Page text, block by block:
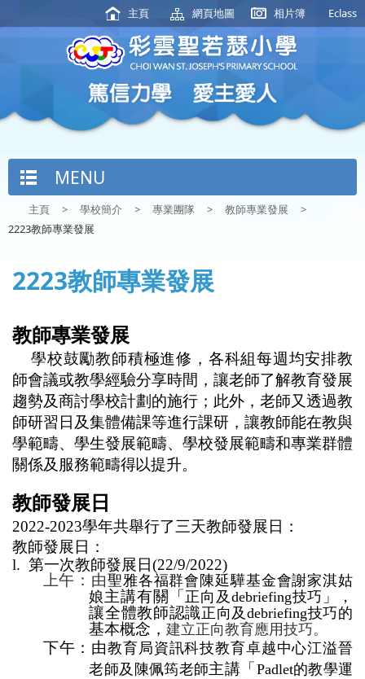
主頁 網頁地圖 相片簿 Eclass
MENU
主頁 > 學校簡介 > 專業團隊 > 教師專業發展
>
2223教師專業發展
2223教師專業發展
教師專業發展
學校鼓勵教師積極進修，各科組每週均安排教
師會議或教學經驗分享時間，讓老師了解教育發展
趨勢及商討學校計劃的施行；此外，老師又透過教
師研習日及集體備課等進行課研，讓教師能在教與
學範疇、學生發展範疇、學校發展範疇和專業群體
關係及服務範疇得以提升。
教師發展日
2022-2023學年共舉行了三天教師發展日：
教師發展日：
l. 第一次教師發展日(22/9/2022)
上午：由聖雅各福群會陳延驊基金會謝家淇姑
娘主講有關「 正向及 debriefing技巧」，
讓全體教師認識正向及debriefing技巧的
基本概念，建立正向教育應用技巧。
下午：由教育局資訊科技教育卓越中心江溢晉
老師及陳佩筠老師主講「 Padlet的教學運